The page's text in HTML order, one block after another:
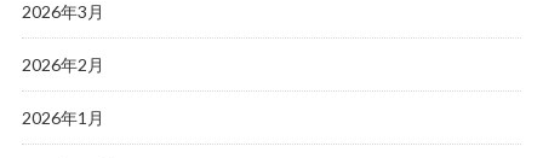
2026年3月
2026年2月
2026年1月